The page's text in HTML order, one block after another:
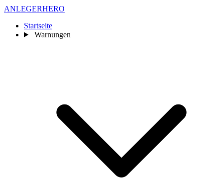
ANLEGERHERO
Startseite
Warnungen